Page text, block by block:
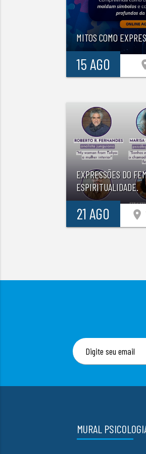
MITOS COMO
15 AGO
EXPRESSÕES DO
ESPIRITUALIDADE.
21 AGO location_on
MURAL